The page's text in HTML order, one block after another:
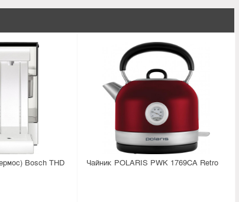
Bosch THD
Чайник POLARIS PWK 1769CA Retro